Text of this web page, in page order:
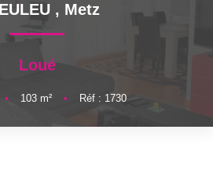
AGENCE
, Metz
Loué
• 103m² • Réf : 1730